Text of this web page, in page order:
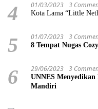
4 01/03/2023 3
Kota Lama “Little
5 01/07/2023 3
8 Tempat Nugas
6 29/06/2023 3
UNNES
Mandiri